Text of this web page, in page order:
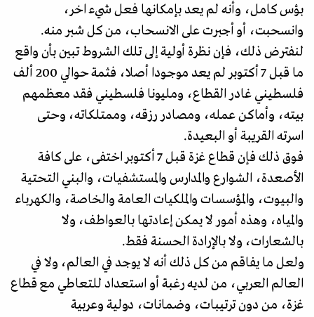
بؤس كامل، وأنه لم يعد بإمكانها فعل شيء اخر،
وانسحبت، أو أجبرت على الانسحاب، من كل شبر منه.
لنفترض ذلك، فإن نظرة أولية إلى تلك الشروط تبين بأن واقع
ما قبل 7 أكتوبر لم يعد موجودا أصلا، فثمة حوالي 200 ألف
فلسطيني غادر القطاع، ومليونا فلسطيني فقد معظمهم
بيته، وأماكن عمله، ومصادر رزقه، وممتلكاته، وحتى
اسرته القريبة أو البعيدة.
فوق ذلك فإن قطاع غزة قبل 7 أكتوبر اختفى، على كافة
الأصعدة، الشوارع والمدارس والمستشفيات، والبني التحتية
والبيوت، والمؤسسات والملكيات العامة والخاصة، والكهرباء
والمياه، وهذه أمور لا يمكن إعادتها بالعواطف، ولا
بالشعارات، ولا بالإرادة الحسنة فقط.
ولعل ما يفاقم من كل ذلك أنه لا يوجد في العالم، ولا في
العالم العربي، من لديه رغبة أو استعداد للتعاطي مع قطاع
غزة، من دون ترتيبات، وضمانات، دولية وعربية